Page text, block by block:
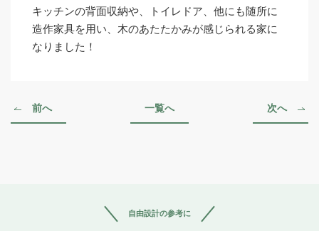
キッチンの背面収納や、トイレドア、他にも随所に
造作家具を用い、木のあたたかみが感じられる家に
なりました！
前へ 一覧へ 次へ
自由設計の参考に